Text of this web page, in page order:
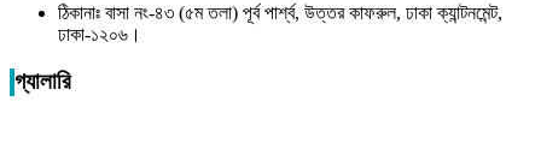
ঠিকানাঃ বাসা নং-৪৩ (৫ম তলা) পূর্ব পার্শ্ব, উত্তর কাফরুল, ঢাকা ক্যান্টনমেন্ট,
ঢাকা-১২০৬।
গ্যালারি